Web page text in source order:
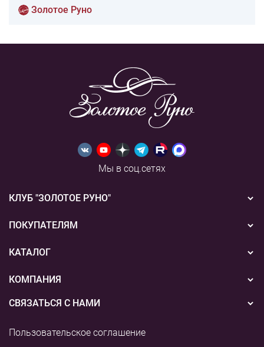
Золотое Руно
Мы в соц.сетях
КЛУБ "ЗОЛОТОЕ РУНО"
Новости
Акции
ПОКУПАТЕЛЯМ
Бонусная система
Подарочные сертификаты
Способы оплаты
КАТАЛОГ
Вышивка
Пряжа
КОМПАНИЯ
О нас
Наши магазины
СВЯЗАТЬСЯ С НАМИ
Пользовательское соглашение